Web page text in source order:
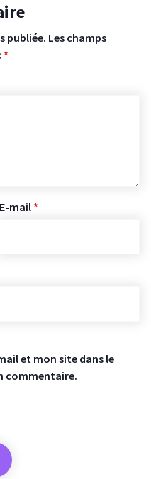
publiée. Les champs
*
E-mail *
et mon site dans le
commentaire.